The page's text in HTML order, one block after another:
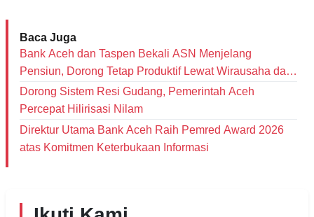
Baca Juga
Bank Aceh dan Taspen Bekali ASN Menjelang
Pensiun, Dorong Tetap Produktif Lewat Wirausaha dan
Literasi Keuangan
Dorong Sistem Resi Gudang, Pemerintah Aceh
Percepat Hilirisasi Nilam
Direktur Utama Bank Aceh Raih Pemred Award 2026
atas Komitmen Keterbukaan Informasi